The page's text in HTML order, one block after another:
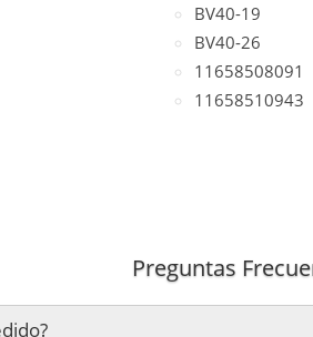
BV40-19
BV40-26
11658508091
11658510943
Preguntas